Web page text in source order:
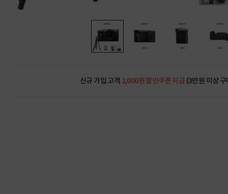
신규 가입 고객 2,000원 할인쿠폰 지급 (3만원 이상 구